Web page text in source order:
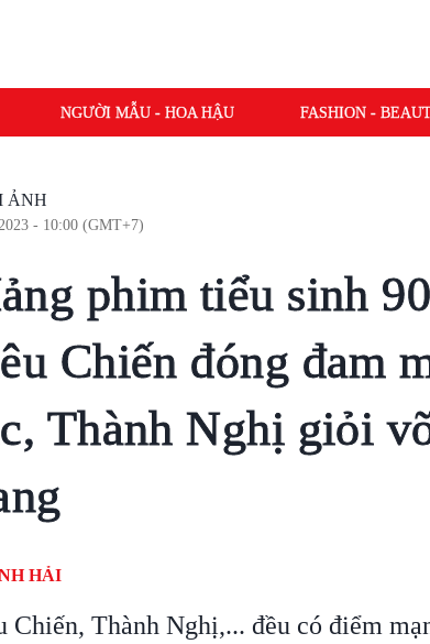
NGƯỜI MẪU - HOA HẬU FASHION -
ẢNH
- 10:00 (GMT+7)
phim tiểu sinh
Chiến đóng đam
Thành Nghị giỏi
HẢI
Chiến, Thành Nghị,... đều có điểm